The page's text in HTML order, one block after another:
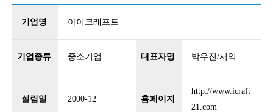
기업명 아이크래프트
기업종류 중소기업 대표자명 박우진/서익
설립일 2000-12 홈페이지
http://www.icraft
21.com